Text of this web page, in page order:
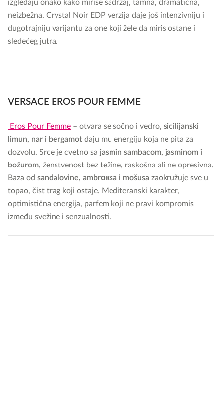
izgledaju onako kako miriše sadržaj, tamna, dramatična,
neizbežna. Crystal Noir EDP verzija daje još intenzivniju i
dugotrajniju varijantu za one koji žele da miris ostane i
sledećeg jutra.
VERSACE EROS POUR FEMME
Eros Pour Femme – otvara se sočno i vedro, sicilijanski
limun, nar i bergamot daju mu energiju koja ne pita za
dozvolu. Srce je cvetno sa jasmin sambacom, jasminom i
božurom, ženstvenost bez težine, raskošna ali ne opresivna.
Baza od sandalovine, ambrокsa i mošusa zaokružuje sve u
topao, čist trag koji ostaje. Mediteranski karakter,
optimistična energija, parfem koji ne pravi kompromis
između svežine i senzualnosti.